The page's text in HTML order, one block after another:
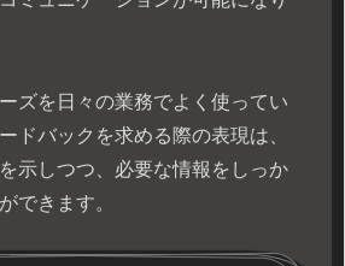
ズを日々の業務でよく使ってい
ドバックを求める際の表現は、
示しつつ、必要な情報をしっか
できます。